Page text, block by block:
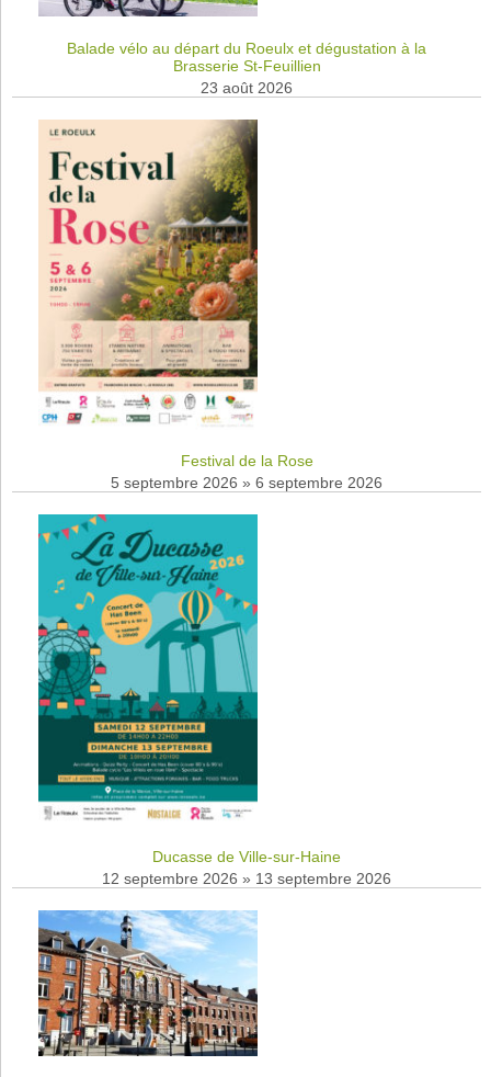
Balade vélo au départ du Roeulx et dégustation à la
Brasserie St-Feuillien
23 août 2026
Festival de la Rose
5 septembre 2026 » 6 septembre 2026
Ducasse de Ville-sur-Haine
12 septembre 2026 » 13 septembre 2026